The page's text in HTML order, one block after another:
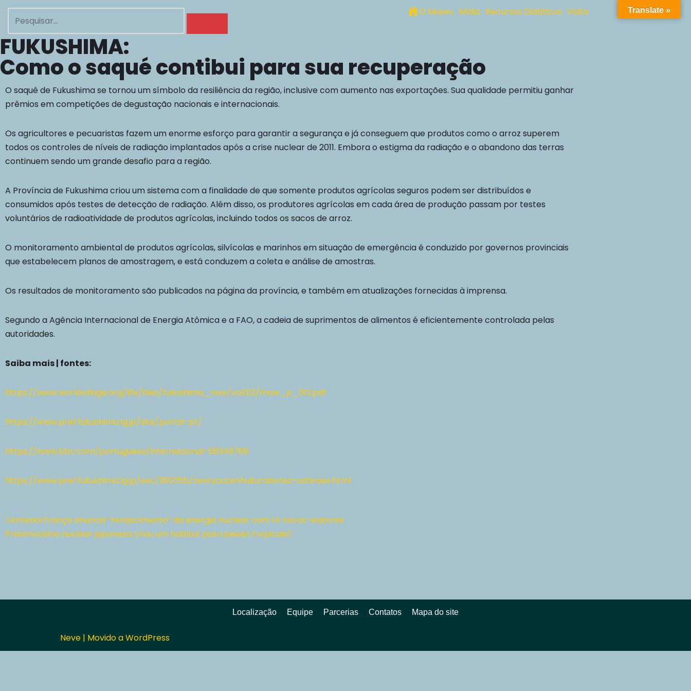
para
conteúdo
HomeO Museu Mídia Recursos Didáticos Visita
FUKUSHIMA:
Como o saqué contibui para sua recuperação
O saquê de Fukushima se tornou um símbolo da resiliência da região, inclusive com aumento nas exportações. Sua qualidade permitiu ganhar
prêmios em competições de degustação nacionais e internacionais.
Os agricultores e pecuaristas fazem um enorme esforço para garantir a segurança e já conseguem que produtos como o arroz superem
todos os controles de níveis de radiação implantados após a crise nuclear de 2011. Embora o estigma da radiação e o abandono das terras
continuem sendo um grande desafio para a região.
A Província de Fukushima criou um sistema com a finalidade de que somente produtos agrícolas seguros podem ser distribuídos e
consumidos após testes de detecção de radiação. Além disso, os produtores agrícolas em cada área de produção passam por testes
voluntários de radioatividade de produtos agrícolas, incluindo todos os sacos de arroz.
O monitoramento ambiental de produtos agrícolas, silvícolas e marinhos em situação de emergência é conduzido por governos provinciais
que estabelecem planos de amostragem, e está conduzem a coleta e análise de amostras.
Os resultados de monitoramento são publicados na página da província, e também em atualizações fornecidas à imprensa.
Segundo a Agência Internacional de Energia Atômica e a FAO, a cadeia de suprimentos de alimentos é eficientemente controlada pelas
autoridades.
Saiba mais | fontes:
https://www.worldvillage.org/life/files/fukushima_now/vol013/fnow_p_013.pdf
https://www.pref.fukushima.lg.jp/site/portal-pt/
https://www.bbc.com/portuguese/internacional-56349766
https://www.pref.fukushima.lg.jp/sec/36035b/zenryouzenhukurokensa-oshirase.html
AnteriorFrança anuncia “renascimento” da energia nuclear com 14 novos reatores
PróximoUsina nuclear japonesa criou um habitat para peixes tropicais
Localização Equipe Parcerias Contatos Mapa do site
Neve | Movido aWordPress
Translate »
Got it!